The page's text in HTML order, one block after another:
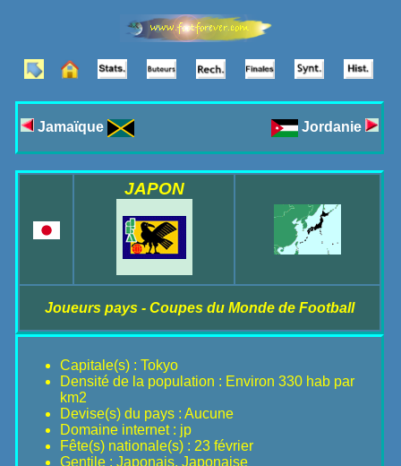
Jamaïque Jordanie
JAPON
Joueurs pays - Coupes du Monde de Football
Capitale(s) : Tokyo
Densité de la population : Environ 330 hab par
km2
Devise(s) du pays : Aucune
Domaine internet : jp
Fête(s) nationale(s) : 23 février
Gentile : Japonais, Japonaise